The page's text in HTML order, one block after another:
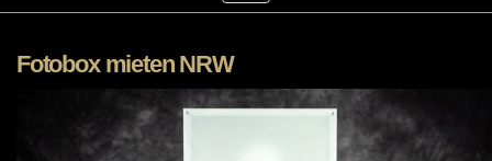
content
Fotobox mieten NRW